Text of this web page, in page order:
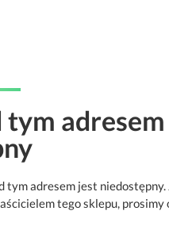
tym
tym adresem jest
tego sklepu,